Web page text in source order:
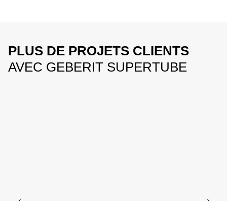
PLUS DE PROJETS CLIENTS
AVEC GEBERIT SUPERTUBE